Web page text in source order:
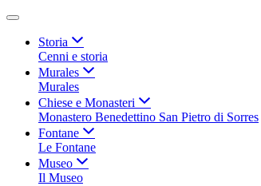
Storia
Cenni e storia
Murales
Murales
Chiese e Monasteri
Monastero Benedettino San Pietro di Sorres
Fontane
Le Fontane
Museo
Il Museo